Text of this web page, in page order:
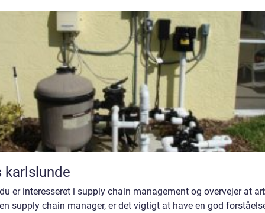
karlslunde
er interesseret i supply chain management og overvejer at
supply chain manager, er det vigtigt at have en god